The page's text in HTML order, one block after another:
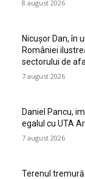
8 august 2026
Nicușor Dan, în
României
sectorului de
7 august 2026
Daniel Pancu,
egalul cu UTA
7 august 2026
Terenul